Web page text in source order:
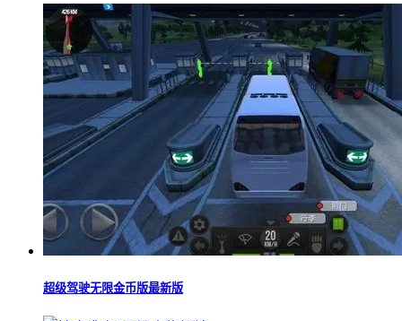
超级驾驶无限金币版最新版